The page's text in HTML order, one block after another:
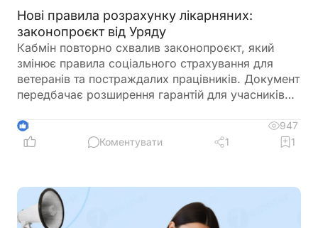
Нові правила розрахунку лікарняних:
законопроєкт від Уряду
Кабмін повторно схвалив законопроєкт, який
змінює правила соціального страхування для
ветеранів та постраждалих працівників. Документ
передбачає розширення гарантій для учасників
при розрахунку страхових виплат. Також
пропонується новий механізм оплати лікарняних у
врегульовується порядок подальших
перерахунків і компенсацій між роботодавцем та
ПФУ
3
947
Коментувати
1 1